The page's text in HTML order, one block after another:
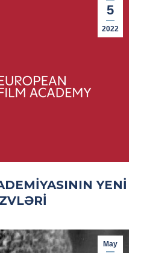
5
2022
YENI
May